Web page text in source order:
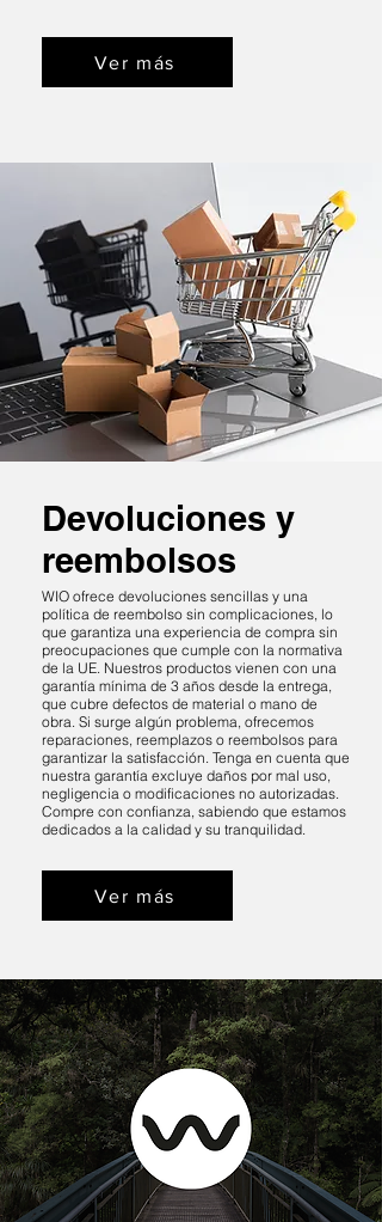
Ver más
Devoluciones y
reembolsos
WIO ofrece devoluciones sencillas y una
política de reembolso sin complicaciones, lo
que garantiza una experiencia de compra sin
preocupaciones que cumple con la normativa
de la UE. Nuestros productos vienen con una
garantía mínima de 3 años desde la entrega,
que cubre defectos de material o mano de
obra. Si surge algún problema, ofrecemos
reparaciones, reemplazos o reembolsos para
garantizar la satisfacción. Tenga en cuenta que
nuestra garantía excluye daños por mal uso,
negligencia o modificaciones no autorizadas.
Compre con confianza, sabiendo que estamos
dedicados a la calidad y su tranquilidad.
Ver más